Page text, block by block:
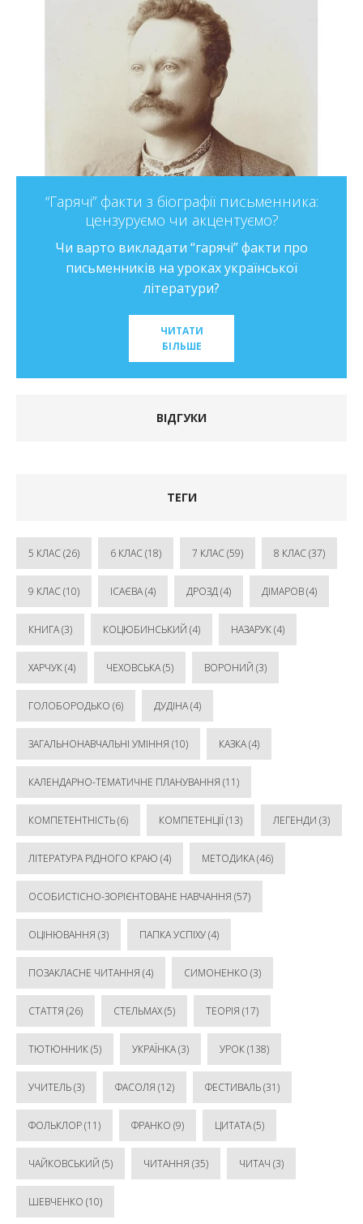
“Гарячі” факти з біографії письменника:
цензуруємо чи акцентуємо?
Чи варто викладати “гарячі” факти про
письменників на уроках української
літератури?
ЧИТАТИ
БІЛЬШЕ
ВІДГУКИ
ТЕГИ
5 КЛАС(26) 6 КЛАС(18) 7 КЛАС(59) 8 КЛАС(37)
9 КЛАС(10) ІСАЄВА(4) ДРОЗД(4) ДІМАРОВ(4)
КНИГА(3) КОЦЮБИНСЬКИЙ (4) НАЗАРУК(4)
ХАРЧУК(4) ЧЕХОВСЬКА(5) ВОРОНИЙ (3)
ГОЛОБОРОДЬКО (6) ДУДІНА(4)
ЗАГАЛЬНОНАВЧАЛЬНІ УМІННЯ (10) КАЗКА(4)
КАЛЕНДАРНО-ТЕМАТИЧНЕ ПЛАНУВАННЯ (11)
КОМПЕТЕНТНІСТЬ(6) КОМПЕТЕНЦІЇ (13) ЛЕГЕНДИ (3)
ЛІТЕРАТУРА РІДНОГО КРАЮ (4) МЕТОДИКА(46)
ОСОБИСТІСНО-ЗОРІЄНТОВАНЕ НАВЧАННЯ (57)
ОЦІНЮВАННЯ (3) ПАПКА УСПІХУ(4)
ПОЗАКЛАСНЕ ЧИТАННЯ (4) СИМОНЕНКО (3)
СТАТТЯ (26) СТЕЛЬМАХ(5) ТЕОРІЯ (17)
ТЮТЮННИК(5) УКРАЇНКА(3) УРОК(138)
УЧИТЕЛЬ(3) ФАСОЛЯ (12) ФЕСТИВАЛЬ(31)
ФОЛЬКЛОР(11) ФРАНКО (9) ЦИТАТА(5)
ЧАЙКОВСЬКИЙ (5) ЧИТАННЯ (35) ЧИТАЧ (3)
ШЕВЧЕНКО (10)